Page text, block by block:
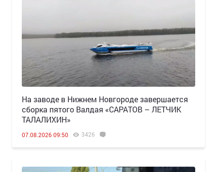
Н️а заводе в Нижнем Новгороде завершается
сборка пятого Валдая «САРАТОВ – ЛЕТЧИК
ТАЛАЛИХИН»
07.08.2026 09:50 3426